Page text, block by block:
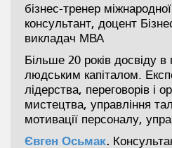
бізнес-тренер міжнародної
консультант, доцент
викладач МВА
Більше 20 років досвіду в
людським капіталом.
лідерства, переговорів і
мистецтва, управління
мотивації персоналу,
Євген Осьмак.